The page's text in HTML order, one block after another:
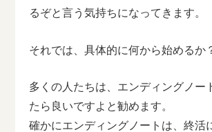
るぞと言う気持ちになってきます。
それでは、具体的に何から始めるか
多くの人たちは、エンディングノー
たら良いですよと勧めます。
確かにエンディングノートは、終活